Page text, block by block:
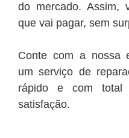
do mercado. Assim,
que vai pagar, sem
Conte com a nossa
um serviço de
rápido e com total
satisfação.